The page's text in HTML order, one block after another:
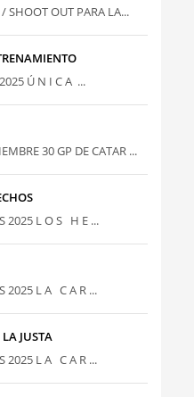
/ SHOOT OUT PARA LA...
Ú N I C A ...
30 GP DE CATAR ...
2025 L O S H E ...
2025 L A C A R ...
JUSTA
2025 L A C A R ...